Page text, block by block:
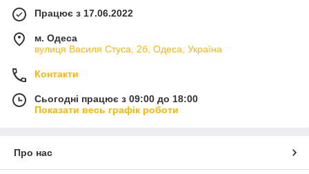
Працює з 17.06.2022
м. Одеса
вулиця Василя Стуса, 2б, Одеса, Україна
Контакти
Сьогодні працює з 09:00 до 18:00
Показати весь графік роботи
Про нас